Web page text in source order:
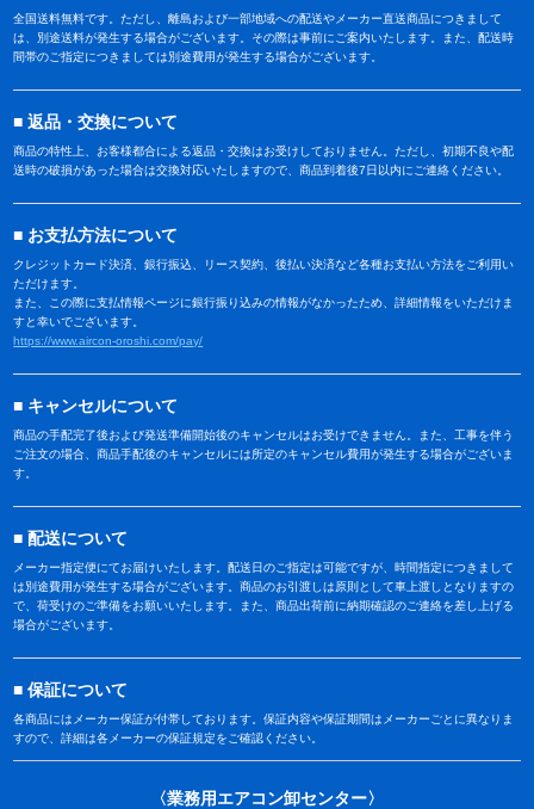
全国送料無料です。ただし、離島および一部地域への配送やメーカー直送商品につきまして
は、別途送料が発生する場合がございます。その際は事前にご案内いたします。また、配送時
間帯のご指定につきましては別途費用が発生する場合がございます。
返品・交換について
商品の特性上、お客様都合による返品・交換はお受けしておりません。ただし、初期不良や配
送時の破損があった場合は交換対応いたしますので、商品到着後7日以内にご連絡ください。
お支払方法について
クレジットカード決済、銀行振込、リース契約、後払い決済など各種お支払い方法をご利用い
ただけます。
また、この際に支払情報ページに銀行振り込みの情報がなかったため、詳細情報をいただけま
すと幸いでございます。
https://www.aircon-oroshi.com/pay/
キャンセルについて
商品の手配完了後および発送準備開始後のキャンセルはお受けできません。また、工事を伴う
ご注文の場合、商品手配後のキャンセルには所定のキャンセル費用が発生する場合がございま
す。
配送について
メーカー指定便にてお届けいたします。配送日のご指定は可能ですが、時間指定につきまして
は別途費用が発生する場合がございます。商品のお引渡しは原則として車上渡しとなりますの
で、荷受けのご準備をお願いいたします。また、商品出荷前に納期確認のご連絡を差し上げる
場合がございます。
保証について
各商品にはメーカー保証が付帯しております。保証内容や保証期間はメーカーごとに異なりま
すので、詳細は各メーカーの保証規定をご確認ください。
〈業務用エアコン卸センター〉